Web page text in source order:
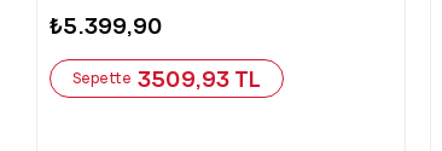
₺5.399,90
Sepette 3509,93 TL